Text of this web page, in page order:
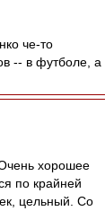
че-то
-- в футболе, а
хорошее
по крайней
цельный. Со